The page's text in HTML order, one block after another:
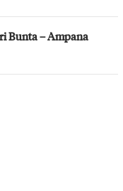
Bunta – Ampana